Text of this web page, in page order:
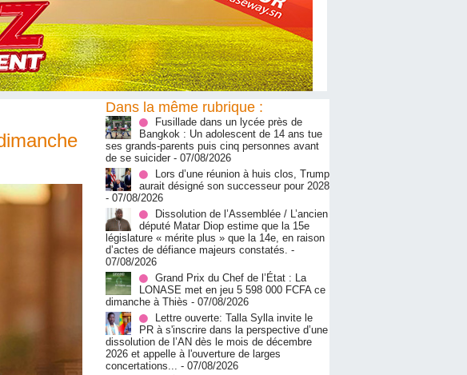
Dans la même rubrique :
Fusillade dans un lycée près de
Bangkok : Un adolescent de 14 ans tue
ses grands-parents puis cinq personnes avant
de se suicider - 07/08/2026
Lors d’une réunion à huis clos, Trump
aurait désigné son successeur pour 2028
- 07/08/2026
Dissolution de l’Assemblée / L’ancien
député Matar Diop estime que la 15e
législature « mérite plus » que la 14e, en raison
d’actes de défiance majeurs constatés. -
07/08/2026
Grand Prix du Chef de l’État : La
LONASE met en jeu 5 598 000 FCFA ce
dimanche à Thiès - 07/08/2026
Lettre ouverte: Talla Sylla invite le
PR à s'inscrire dans la perspective d’une
dissolution de l’AN dès le mois de décembre
2026 et appelle à l'ouverture de larges
concertations... - 07/08/2026